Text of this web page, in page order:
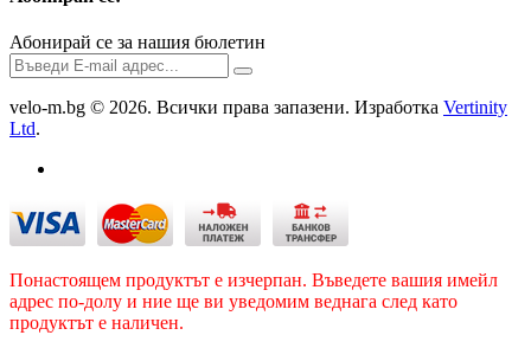
Абонирай се за нашия бюлетин
velo-m.bg © 2026. Всички права запазени. Изработка Vertinity
Ltd.
Понастоящем продуктът е изчерпан. Въведете вашия имейл
адрес по-долу и ние ще ви уведомим веднага след като
продуктът е наличен.